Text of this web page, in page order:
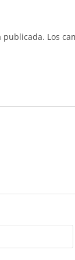
publicada. Los